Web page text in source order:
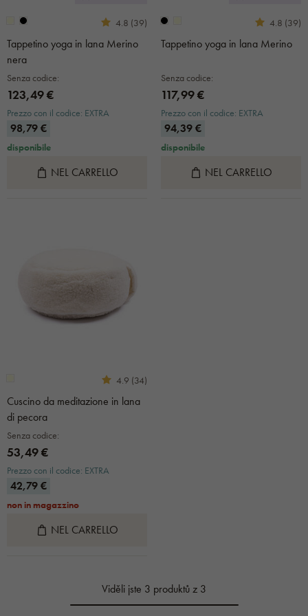
4.8 (39)
Tappetino yoga in lana Merino
nera
Senza codice:
123,49 €
Prezzo con il codice: EXTRA
98,79 €
disponibile
NEL CARRELLO
4.8 (39)
Tappetino yoga in lana Merino
Senza codice:
117,99 €
Prezzo con il codice: EXTRA
94,39 €
disponibile
NEL CARRELLO
4.9 (34)
Cuscino da meditazione in lana
di pecora
Senza codice:
53,49 €
Prezzo con il codice: EXTRA
42,79 €
non in magazzino
NEL CARRELLO
Viděli jste 3 produktů z 3